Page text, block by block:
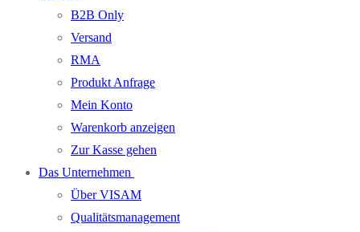
B2B Only
Versand
RMA
Produkt Anfrage
Mein Konto
Warenkorb anzeigen
Zur Kasse gehen
Das Unternehmen
Über VISAM
Qualitätsmanagement